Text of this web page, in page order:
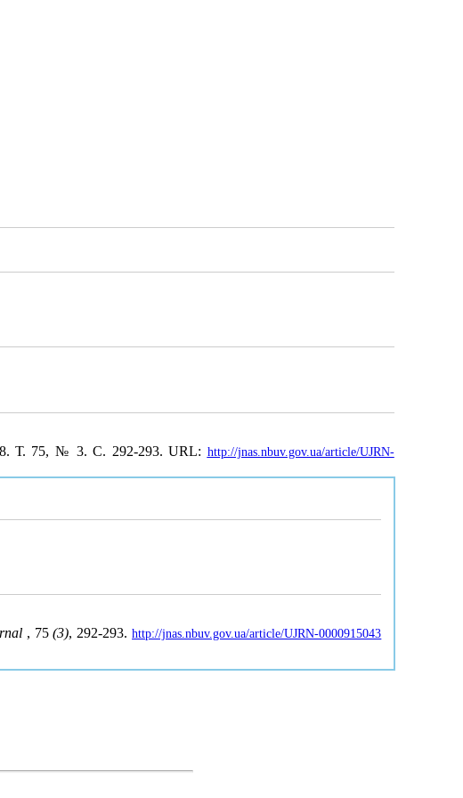
Т. 75, № 3. С. 292-293. URL: http://jnas.nbuv.gov.ua/article/UJRN-
, 75(3), 292-293.http://jnas.nbuv.gov.ua/article/UJRN-0000915043